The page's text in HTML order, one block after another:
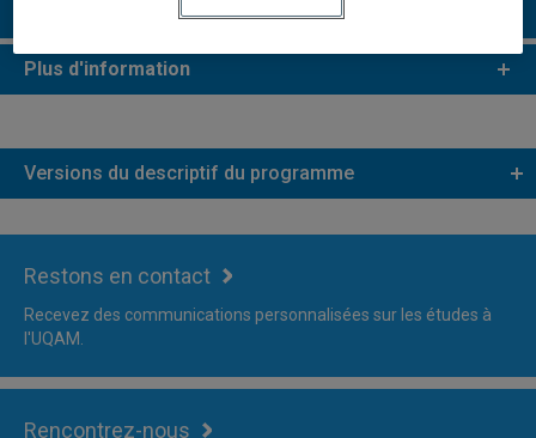
Plus d'information
Versions du descriptif du programme
Restons en contact
Recevez des communications personnalisées sur les études à
l'UQAM.
Rencontrez-nous